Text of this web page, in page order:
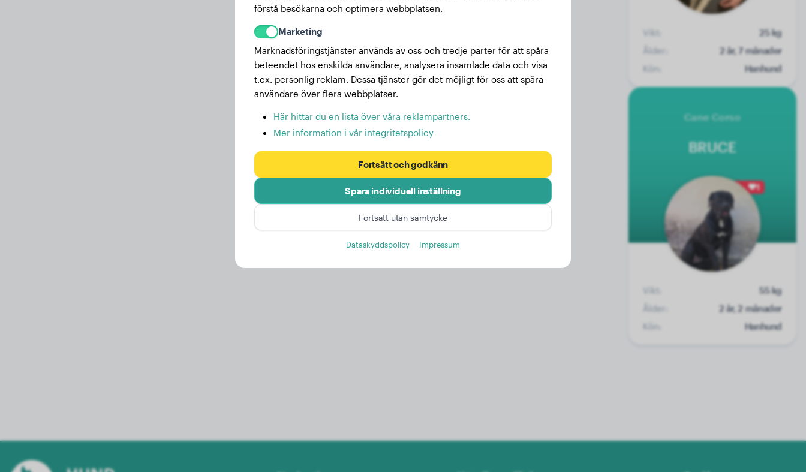
Vikt:
25 kg
Ålder:
2 år, 7 månader
Kön:
Hanhund
Cane Corso
BRUCE
1
Vikt:
55 kg
Ålder:
2 år, 2 månader
Kön:
Hanhund
förstå besökarna och optimera webbplatsen.
Marketing
Marknadsföringstjänster används av oss och tredje parter för att spåra
beteendet hos enskilda användare, analysera insamlade data och visa
t.ex. personlig reklam. Dessa tjänster gör det möjligt för oss att spåra
användare över flera webbplatser.
Här hittar du en lista över våra reklampartners.
Mer information i vår integritetspolicy
Fortsätt och godkänn
Spara individuell inställning
Fortsätt utan samtycke
Dataskyddspolicy Impressum